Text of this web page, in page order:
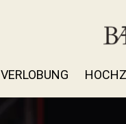
VERLOBUNG